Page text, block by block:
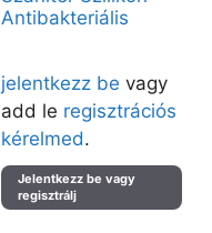
Antibakteriális
jelentkezz be vagy
add le regisztrációs
kérelmed.
Jelentkezz be vagy
regisztrálj